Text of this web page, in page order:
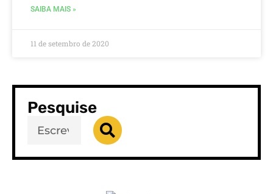
SAIBA MAIS »
11 de setembro de 2020
Pesquise